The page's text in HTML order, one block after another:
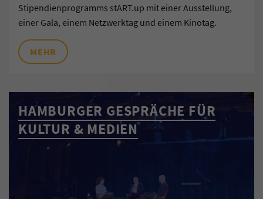
Stipendienprogramms stART.up mit einer Ausstellung,
einer Gala, einem Netzwerktag und einem Kinotag.
MEHR
HAMBURGER GESPRÄCHE FÜR
KULTUR & MEDIEN